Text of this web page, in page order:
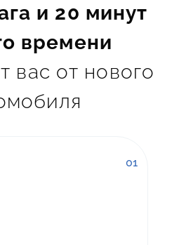
и 20 минут
времени
вас от нового
01